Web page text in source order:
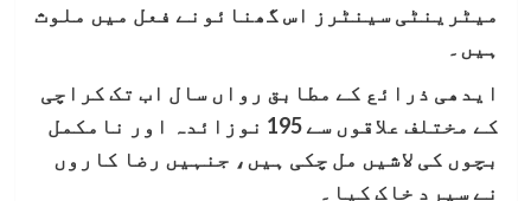
میٹرینٹی سینٹرز اس گھنائونے فعل میں ملوث
ہیں۔
ایدھی ذرائع کے مطابق رواں سال اب تک کراچی
کے مختلف علاقوں سے 195 نوزائدہ اور نامکمل
بچوں کی لاشیں مل چکی ہیں، جنہیں رضا کاروں
نے سپرد خاک کیا۔